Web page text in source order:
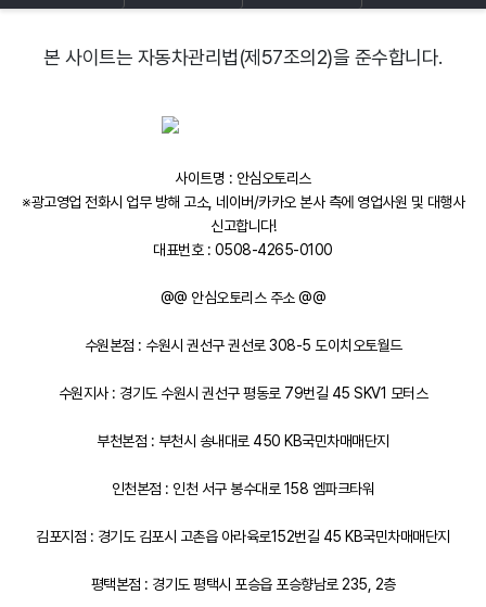
본 사이트는 자동차관리법(제57조의2)을 준수합니다.
사이트명 : 안심오토리스
※광고영업 전화시 업무 방해 고소, 네이버/카카오 본사 측에 영업사원 및 대행사
신고합니다!
대표번호 : 0508-4265-0100
@@ 안심오토리스 주소 @@
수원본점 : 수원시 권선구 권선로 308-5 도이치오토월드
수원지사 : 경기도 수원시 권선구 평동로 79번길 45 SKV1 모터스
부천본점 : 부천시 송내대로 450 KB국민차매매단지
인천본점 : 인천 서구 봉수대로 158 엠파크타워
김포지점 : 경기도 김포시 고촌읍 아라육로152번길 45 KB국민차매매단지
평택본점 : 경기도 평택시 포승읍 포승향남로 235, 2층